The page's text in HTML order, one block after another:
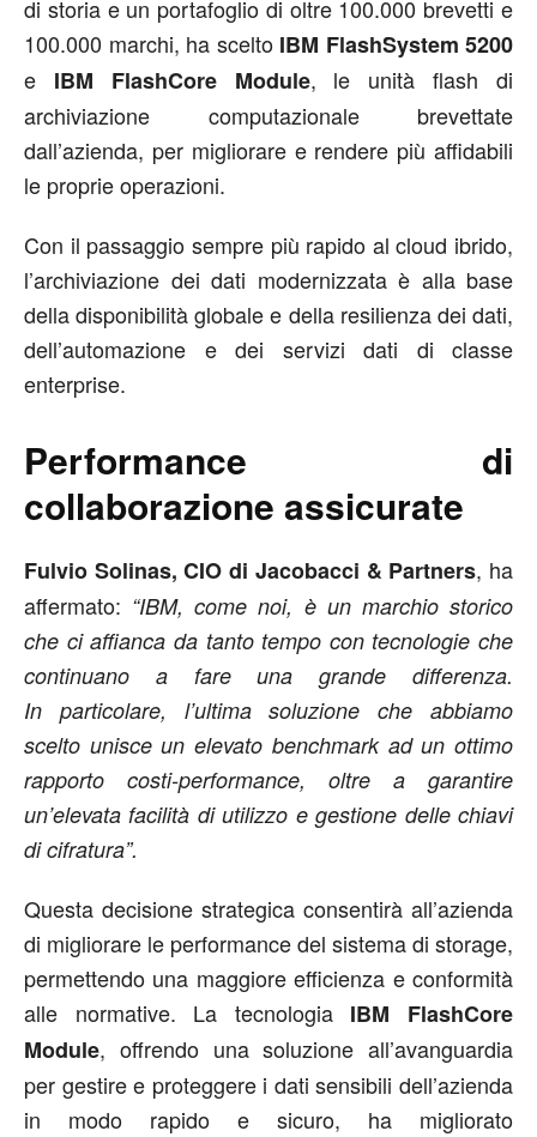
di storia e un portafoglio di oltre 100.000 brevetti e
100.000 marchi, ha scelto IBM FlashSystem 5200
e IBM FlashCore Module, le unità flash di
archiviazione computazionale brevettate
dall’azienda, per migliorare e rendere più affidabili
le proprie operazioni.
Con il passaggio sempre più rapido al cloud ibrido,
l’archiviazione dei dati modernizzata è alla base
della disponibilità globale e della resilienza dei dati,
dell’automazione e dei servizi dati di classe
enterprise.
Performance di
collaborazione assicurate
Fulvio Solinas, CIO di Jacobacci & Partners, ha
affermato: “IBM, come noi, è un marchio storico
che ci affianca da tanto tempo con tecnologie che
continuano a fare una grande differenza.
In particolare, l’ultima soluzione che abbiamo
scelto unisce un elevato benchmark ad un ottimo
rapporto costi-performance, oltre a garantire
un’elevata facilità di utilizzo e gestione delle chiavi
di cifratura”.
Questa decisione strategica consentirà all’azienda
di migliorare le performance del sistema di storage,
permettendo una maggiore efficienza e conformità
alle normative. La tecnologia IBM FlashCore
Module, offrendo una soluzione all’avanguardia
per gestire e proteggere i dati sensibili dell’azienda
in modo rapido e sicuro, ha migliorato